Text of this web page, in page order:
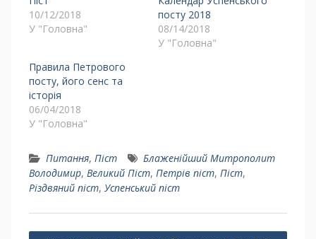
10/12/2018
У "Головна"
посту 2018
08/14/2018
У "Головна"
Правила Петрового
посту, його сенс та
історія
06/04/2018
У "Головна"
Питання, Піст
Блаженійший Митрополит
Володимир, Великий Піст, Петрів піст, Піст,
Різдвяний піст, Успенський піст